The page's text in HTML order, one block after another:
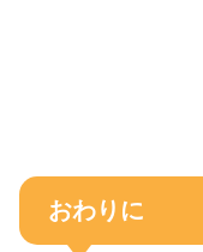
おわりに